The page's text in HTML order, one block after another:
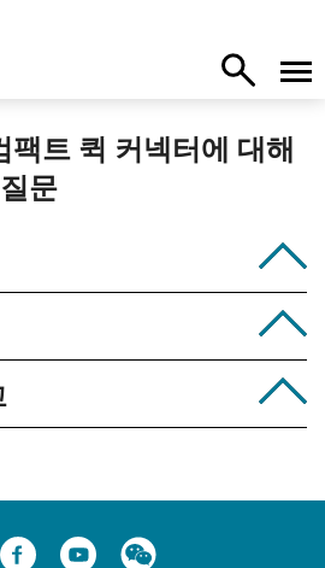
팩트 퀵 커넥터에 대해
문